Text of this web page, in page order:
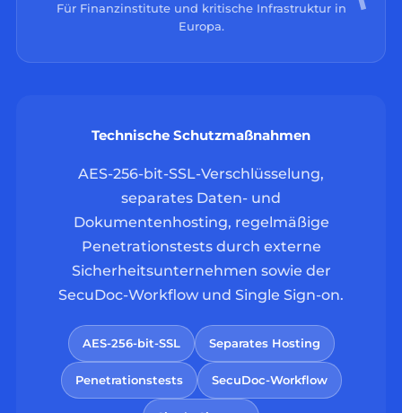
Für Finanzinstitute und kritische Infrastruktur in
Europa.
Technische Schutzmaßnahmen
AES-256-bit-SSL-Verschlüsselung,
separates Daten- und
Dokumentenhosting, regelmäßige
Penetrationstests durch externe
Sicherheitsunternehmen sowie der
SecuDoc-Workflow und Single Sign-on.
AES-256-bit-SSL Separates Hosting
Penetrationstests SecuDoc-Workflow